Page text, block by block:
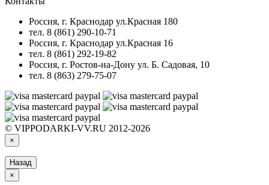
История заказов
Мои закладки
Рассылка новостей
Контакты
Россия, г. Краснодар ул.Красная 180
тел. 8 (861) 290-10-71
Россия, г. Краснодар ул.Красная 16
тел. 8 (861) 292-19-82
Россия, г. Ростов-на-Дону ул. Б. Садовая, 10
тел. 8 (863) 279-75-07
© VIPPODARKI-VV.RU 2012-2026